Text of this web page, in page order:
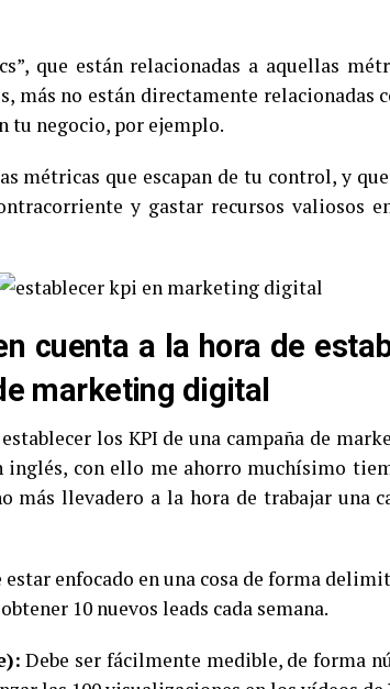
que están relacionadas a aquellas
más no están directamente relacionadas
tu negocio, por ejemplo.
métricas que escapan de tu control, y
y gastar recursos valiosos
cuenta a la hora de
marketing digital
los KPI de una campaña de
inglés, con ello me ahorro muchísimo
más llevadero a la hora de trabajar una
estar enfocado en una cosa de forma
10 nuevos leads cada semana.
Debe ser fácilmente medible, de forma